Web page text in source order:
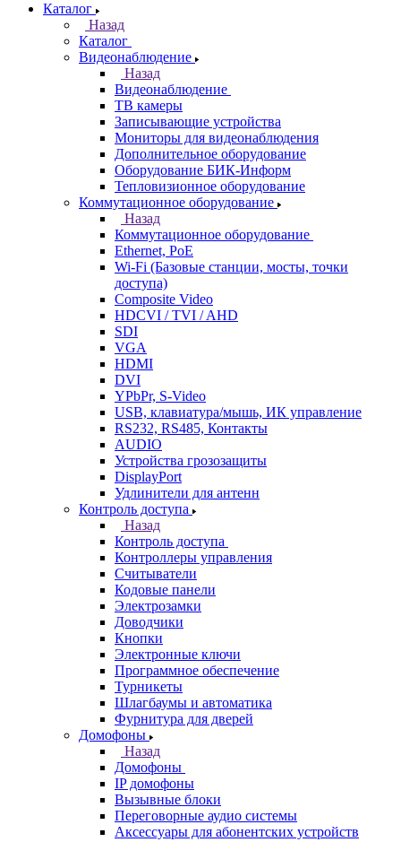
Каталог
Назад
Каталог
Видеонаблюдение
Назад
Видеонаблюдение
ТВ камеры
Записывающие устройства
Мониторы для видеонаблюдения
Дополнительное оборудование
Оборудование БИК-Информ
Тепловизионное оборудование
Коммутационное оборудование
Назад
Коммутационное оборудование
Ethernet, PoE
Wi-Fi (Базовые станции, мосты, точки
доступа)
Composite Video
HDCVI / TVI / AHD
SDI
VGA
HDMI
DVI
YPbPr, S-Video
USB, клавиатура/мышь, ИК управление
RS232, RS485, Контакты
AUDIO
Устройства грозозащиты
DisplayPort
Удлинители для антенн
Контроль доступа
Назад
Контроль доступа
Контроллеры управления
Считыватели
Кодовые панели
Электрозамки
Доводчики
Кнопки
Электронные ключи
Программное обеспечение
Турникеты
Шлагбаумы и автоматика
Фурнитура для дверей
Домофоны
Назад
Домофоны
IP домофоны
Вызывные блоки
Переговорные аудио системы
Аксессуары для абонентских устройств